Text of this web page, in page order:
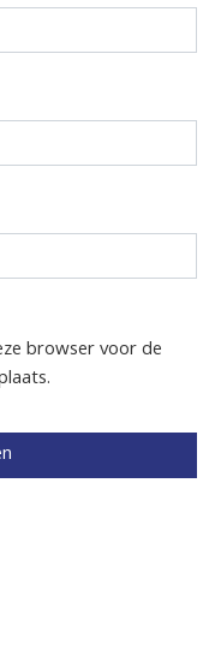
browser voor de